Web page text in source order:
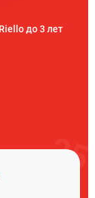
до 3 лет